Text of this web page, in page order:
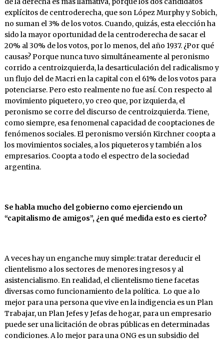
explícitos de centroderecha, que son López Murphy y Sobich,
no suman el 3% de los votos. Cuando, quizás, esta elección ha
sido la mayor oportunidad de la centroderecha de sacar el
20% al 30% de los votos, por lo menos, del año 1937. ¿Por qué
causas? Porque nunca tuvo simultáneamente al peronismo
corrido a centroizquierda, la desarticulación del radicalismo y
un flujo del de Macri en la capital con el 61% de los votos para
potenciarse. Pero esto realmente no fue así. Con respecto al
movimiento piquetero, yo creo que, por izquierda, el
peronismo se corre del discurso de centroizquierda. Tiene,
como siempre, esa fenomenal capacidad de cooptaciones de
fenómenos sociales. El peronismo versión Kirchner coopta a
los movimientos sociales, a los piqueteros y también a los
empresarios. Coopta a todo el espectro de la sociedad
argentina.
Se habla mucho del gobierno como ejerciendoun
“capitalismo de amigos”, ¿en qué medida esto es cierto?
A veces hay un enganche muy simple: tratar dereducir el
clientelismo a los sectores de menores ingresos y al
asistencialismo. En realidad, el clientelismo tiene facetas
diversas como funcionamiento de la política. Lo que a lo
mejor para una persona que vive en la indigencia es un Plan
Trabajar, un Plan Jefes y Jefas de hogar, para un empresario
puede ser una licitación de obras públicas en determinadas
condiciones. A lo mejor para una ONG es un subsidio del